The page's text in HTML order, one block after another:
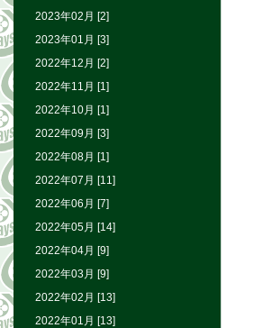
2023年02月 [2]
2023年01月 [3]
2022年12月 [2]
2022年11月 [1]
2022年10月 [1]
2022年09月 [3]
2022年08月 [1]
2022年07月 [11]
2022年06月 [7]
2022年05月 [14]
2022年04月 [9]
2022年03月 [9]
2022年02月 [13]
2022年01月 [13]